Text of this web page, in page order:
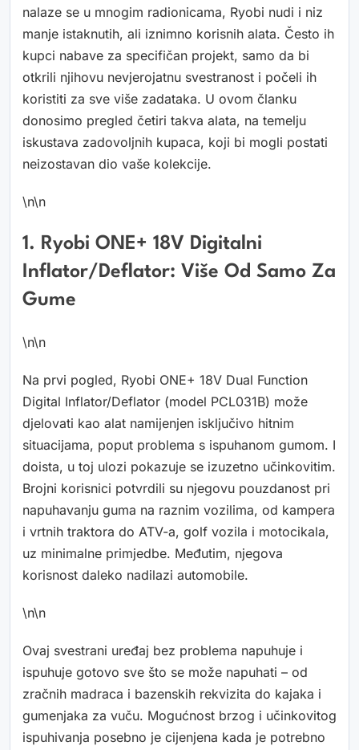
nalaze se u mnogim radionicama, Ryobi nudi i niz
manje istaknutih, ali iznimno korisnih alata. Često ih
kupci nabave za specifičan projekt, samo da bi
otkrili njihovu nevjerojatnu svestranost i počeli ih
koristiti za sve više zadataka. U ovom članku
donosimo pregled četiri takva alata, na temelju
iskustava zadovoljnih kupaca, koji bi mogli postati
neizostavan dio vaše kolekcije.
\n\n
1. Ryobi ONE+ 18V Digitalni
Inflator/Deflator: Više Od Samo Za
Gume
\n\n
Na prvi pogled, Ryobi ONE+ 18V Dual Function
Digital Inflator/Deflator (model PCL031B) može
djelovati kao alat namijenjen isključivo hitnim
situacijama, poput problema s ispuhanom gumom. I
doista, u toj ulozi pokazuje se izuzetno učinkovitim.
Brojni korisnici potvrdili su njegovu pouzdanost pri
napuhavanju guma na raznim vozilima, od kampera
i vrtnih traktora do ATV-a, golf vozila i motocikala,
uz minimalne primjedbe. Međutim, njegova
korisnost daleko nadilazi automobile.
\n\n
Ovaj svestrani uređaj bez problema napuhuje i
ispuhuje gotovo sve što se može napuhati – od
zračnih madraca i bazenskih rekvizita do kajaka i
gumenjaka za vuču. Mogućnost brzog i učinkovitog
ispuhivanja posebno je cijenjena kada je potrebno